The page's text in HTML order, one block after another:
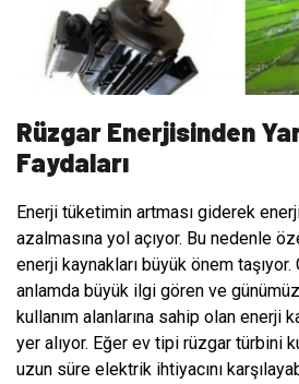
Rüzgar Enerjisinden
Faydaları
Enerji tüketimin artması giderek
azalmasına yol açıyor. Bu nedenle
enerji kaynakları büyük önem
anlamda büyük ilgi gören ve
kullanım alanlarına sahip olan enerji
yer alıyor. Eğer ev tipi rüzgar türbini
uzun süre elektrik ihtiyacını